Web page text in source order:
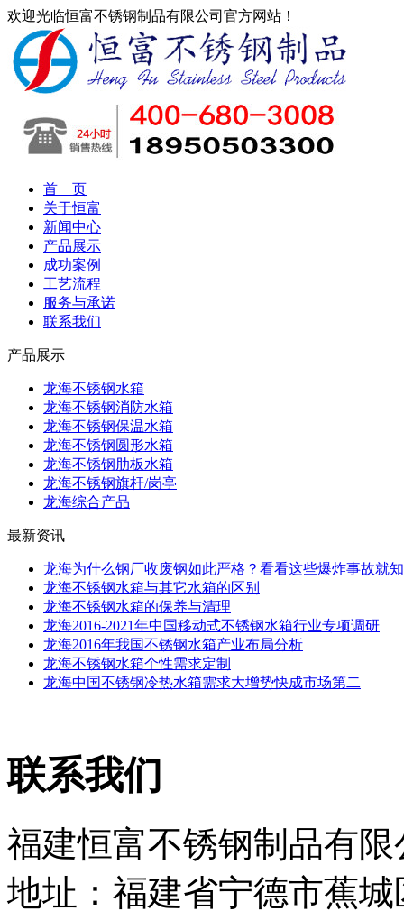
欢迎光临恒富不锈钢制品有限公司官方网站！
首 页
关于恒富
新闻中心
产品展示
成功案例
工艺流程
服务与承诺
联系我们
产品展示
龙海不锈钢水箱
龙海不锈钢消防水箱
龙海不锈钢保温水箱
龙海不锈钢圆形水箱
龙海不锈钢肋板水箱
龙海不锈钢旗杆/岗亭
龙海综合产品
最新资讯
龙海为什么钢厂收废钢如此严格？看看这些爆炸事故就
龙海不锈钢水箱与其它水箱的区别
龙海不锈钢水箱的保养与清理
龙海2016-2021年中国移动式不锈钢水箱行业专项调研
龙海2016年我国不锈钢水箱产业布局分析
龙海不锈钢水箱个性需求定制
龙海中国不锈钢冷热水箱需求大增势快成市场第二
联系我们
福建恒富不锈钢制品有限
地址：福建省宁德市蕉城